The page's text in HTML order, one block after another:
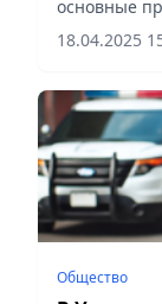
основные
18.04.2025
Общество